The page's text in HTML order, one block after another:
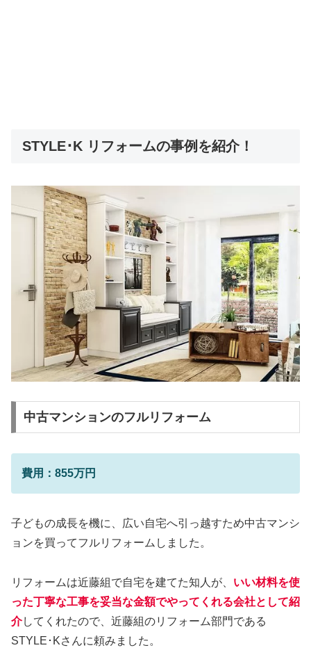
STYLE･K リフォームの事例を紹介！
中古マンションのフルリフォーム
費用：855万円
子どもの成長を機に、広い自宅へ引っ越すため中古マンシ
ョンを買ってフルリフォームしました。
リフォームは近藤組で自宅を建てた知人が、 いい材料を使
った丁寧な工事を妥当な金額でやってくれる会社として紹
介してくれたので、近藤組のリフォーム部門である
STYLE･Kさんに頼みました。